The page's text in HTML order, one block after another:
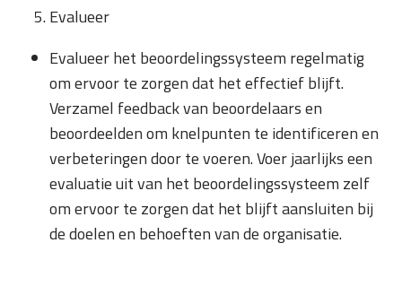
Evalueer
Evalueer het beoordelingssysteem regelmatig
om ervoor te zorgen dat het effectief blijft.
Verzamel feedback van beoordelaars en
beoordeelden om knelpunten te identificeren en
verbeteringen door te voeren. Voer jaarlijks een
evaluatie uit van het beoordelingssysteem zelf
om ervoor te zorgen dat het blijft aansluiten bij
de doelen en behoeften van de organisatie.